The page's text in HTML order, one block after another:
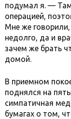
подумал я. — Там
операцией,
Мне же
недолго, да и
зачем же брать
домой.
В приемном
поднялся на
симпатичная
бумагах о том,